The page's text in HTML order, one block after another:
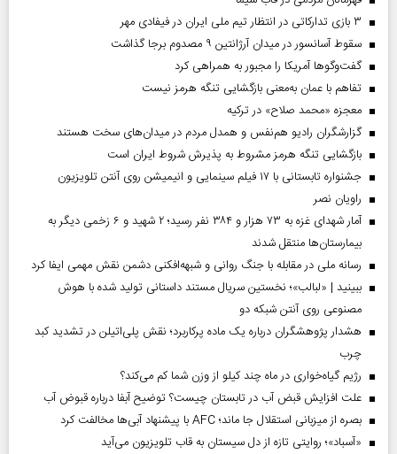
۳ بازی تدارکاتی در انتظار تیم ملی ایران در فیفادی مهر
سقوط آسانسور در میدان آرژانتین ۹ مصدوم برجا گذاشت
گفت‌وگوها آمریکا را مجبور به همراهی کرد
تفاهم با عمان به‌معنی بازگشایی تنگه هرمز نیست
معجزه «محمد صلاح» در ترکیه
گزارشگران رادیو هم‌نفس و همدل مردم در میدان‌های سخت هستند
بازگشایی تنگه هرمز مشروط به پذیرش شروط ایران است
جشنواره تابستانی با ۱۷ فیلم سینمایی و انیمیشن روی آنتن تلویزیون
راویان نصر
آمار شهدای غزه به ۷۳ هزار و ۳۸۴ نفر رسید؛ ۲ شهید و ۶ زخمی دیگر به
بیمارستان‌ها منتقل شدند
رسانه ملی در مقابله با جنگ روانی و شبهه‌افکنی دشمن نقش مهمی ایفا کرد
ببینید | «لبالب»؛ نخستین سریال مستند داستانی تولید شده با هوش
مصنوعی روی آنتن شبکه دو
هشدار پژوهشگران درباره یک ماده پرکاربرد؛ نقش پلی‌اتیلن در تشدید کبد
چرب
رژیم گیاه‌خواری در ماه چند کیلو از وزن شما کم می‌کند؟
علت افزایش قبض آب در تابستان چیست؟ توضیح آبفا درباره قبوض آب
بصره از میزبانی استقلال جا ماند؛ AFC با پیشنهاد آبی‌ها مخالفت کرد
«آسباد»؛ روایتی تازه از دل سیستان به قاب تلویزیون می‌آید